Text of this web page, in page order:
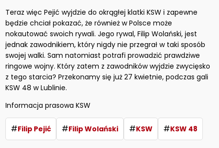
Teraz więc Pejić wyjdzie do okrągłej klatki KSW i zapewne
będzie chciał pokazać, że również w Polsce może
nokautować swoich rywali. Jego rywal, Filip Wolański, jest
jednak zawodnikiem, który nigdy nie przegrał w taki sposób
swojej walki. Sam natomiast potrafi prowadzić prawdziwe
ringowe wojny. Który zatem z zawodników wyjdzie zwycięsko
z tego starcia? Przekonamy się już 27 kwietnie, podczas gali
KSW 48 w Lublinie.
Informacja prasowa KSW
#Filip Pejić #Filip Wolański #KSW #KSW 48